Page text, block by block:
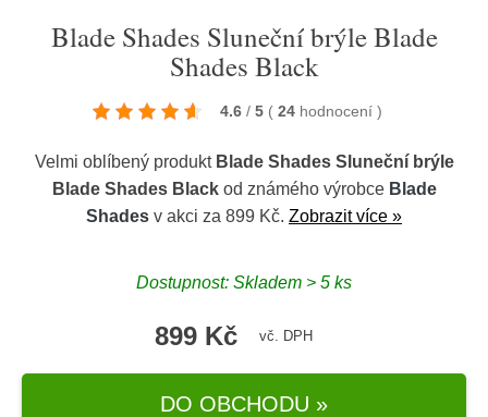
Blade Shades Sluneční brýle Blade
Shades Black
4.6 / 5 ( 24 hodnocení )
Velmi oblíbený produkt Blade Shades Sluneční brýle
Blade Shades Blackod známého výrobce Blade
Shades v akci za 899 Kč. Zobrazit více »
Dostupnost: Skladem > 5 ks
899 Kč vč. DPH
DO OBCHODU »